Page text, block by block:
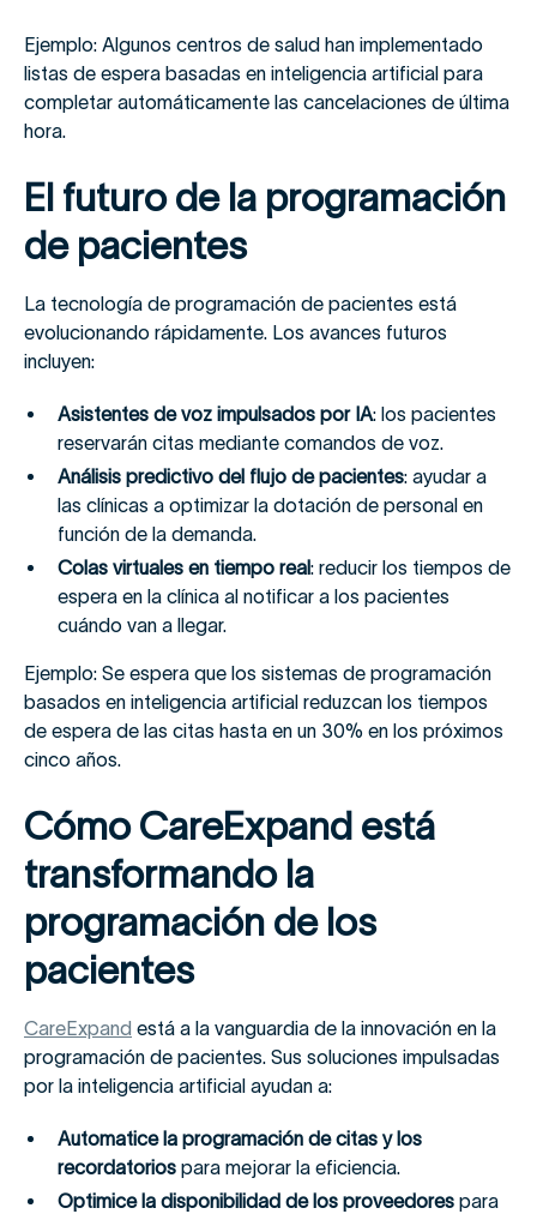
Ejemplo: Algunos centros de salud han implementado
listas de espera basadas en inteligencia artificial para
completar automáticamente las cancelaciones de última
hora.
El futuro de la programación
de pacientes
La tecnología de programación de pacientes está
evolucionando rápidamente. Los avances futuros
incluyen:
Asistentes de voz impulsados por IA: los pacientes
reservarán citas mediante comandos de voz.
Análisis predictivo del flujo de pacientes: ayudar a
las clínicas a optimizar la dotación de personal en
función de la demanda.
Colas virtuales en tiempo real: reducir los tiempos de
espera en la clínica al notificar a los pacientes
cuándo van a llegar.
Ejemplo: Se espera que los sistemas de programación
basados en inteligencia artificial reduzcan los tiempos
de espera de las citas hasta en un 30% en los próximos
cinco años.
Cómo CareExpand está
transformando la
programación de los
pacientes
CareExpand está a la vanguardia de la innovación en la
programación de pacientes. Sus soluciones impulsadas
por la inteligencia artificial ayudan a:
Automatice la programación de citas y los
recordatorios para mejorar la eficiencia.
Optimice la disponibilidad de los proveedores para